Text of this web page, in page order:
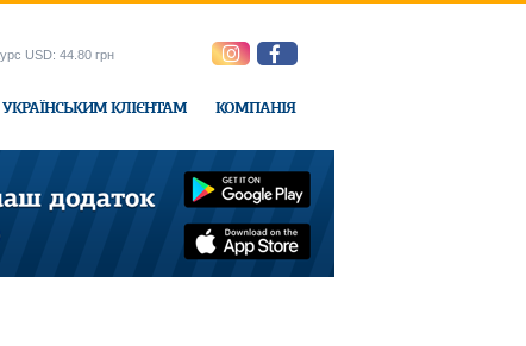
УКРАЇНСЬКИМ КЛІЄНТАМ КОМПАНІЯ
USD: 44.80 грн